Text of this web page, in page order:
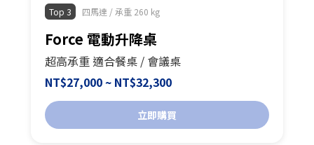
Top 3 四馬達 / 承重 260 kg
Force 電動升降桌
超高承重 適合餐桌 / 會議桌
NT$27,000 ~ NT$32,300
立即購買